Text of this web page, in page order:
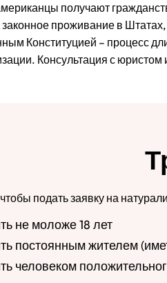
получают
проживание в
Конституцией – процесс
Консультация с
подать заявку на
не моложе 18 лет
постоянным жителем
человеком